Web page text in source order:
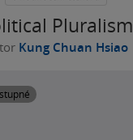
Pluralism
Kung Chuan Hsiao